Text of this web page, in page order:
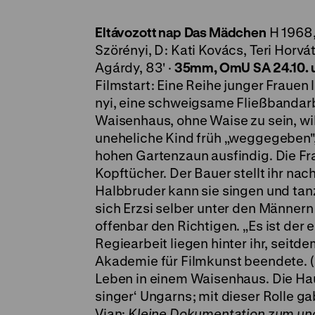
Eltávozott nap Das Mädchen H
Szörényi, D: Kati Kovács, Teri
Agárdy, 83' · 35mm, OmU SA 24.10.
Filmstart: Eine Reihe junger
nyi, eine schweigsame
Waisenhaus, ohne Waise zu sein,
uneheliche Kind früh
hohen Gartenzaun ausfindig. Die
Kopftücher. Der Bauer stellt ihr
Halbbruder kann sie singen und
sich Erzsi selber unter den
offenbar den Richtigen. „Es ist der
Regiearbeit liegen hinter ihr,
Akademie für Filmkunst beendete.
Leben in einem Waisenhaus. Die
singer‘ Ungarns; mit dieser Rolle